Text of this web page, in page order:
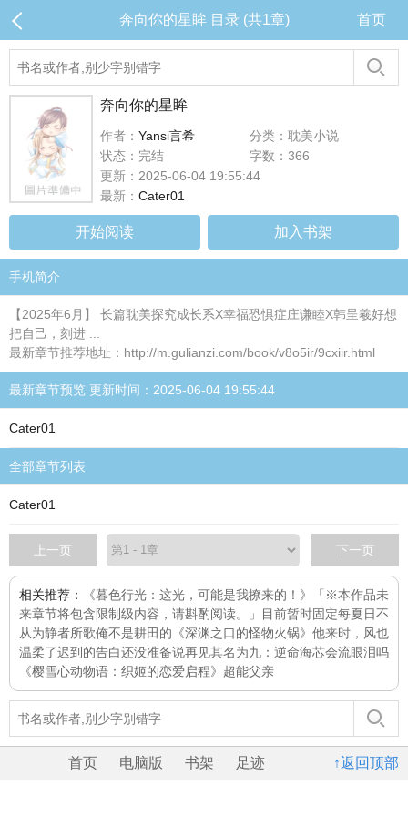
奔向你的星眸 目录 (共1章) 首页
奔向你的星眸
作者： Yansi言希
分类：耽美小说
状态：完结
字数：366
更新：2025-06-04 19:55:44
最新： Cater01
开始阅读 加入书架
手机简介
【2025年6月】 长篇耽美探究成长系X幸福恐惧症庄谦睦X韩呈羲好想
把自己，刻进 ...
最新章节推荐地址：http://m.gulianzi.com/book/v8o5ir/9cxiir.html
最新章节预览 更新时间：2025-06-04 19:55:44
Cater01
全部章节列表
Cater01
上一页 下一页
相关推荐：
《暮色行光：这光，可能是我撩来的！》「※本作品未
来章节将包含限制级内容，请斟酌阅读。」目前暂时固定每夏日不
从为静者所歌俺不是耕田的 《深渊之口的怪物火锅》 他来时，风也
温柔了迟到的告白还没准备说再见其名为九：逆命海芯会流眼泪吗
《樱雪心动物语：织姬的恋爱启程》 超能父亲
↑返回顶部
首页 电脑版 书架 足迹